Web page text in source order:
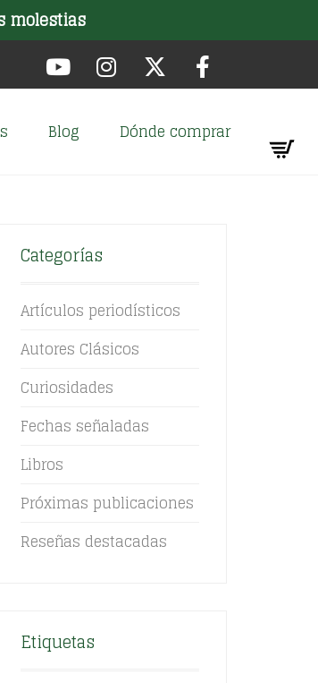
molestias
Blog Dónde comprar
Categorías
Artículos periodísticos
Autores Clásicos
Curiosidades
Fechas señaladas
Libros
Próximas publicaciones
Reseñas destacadas
Etiquetas